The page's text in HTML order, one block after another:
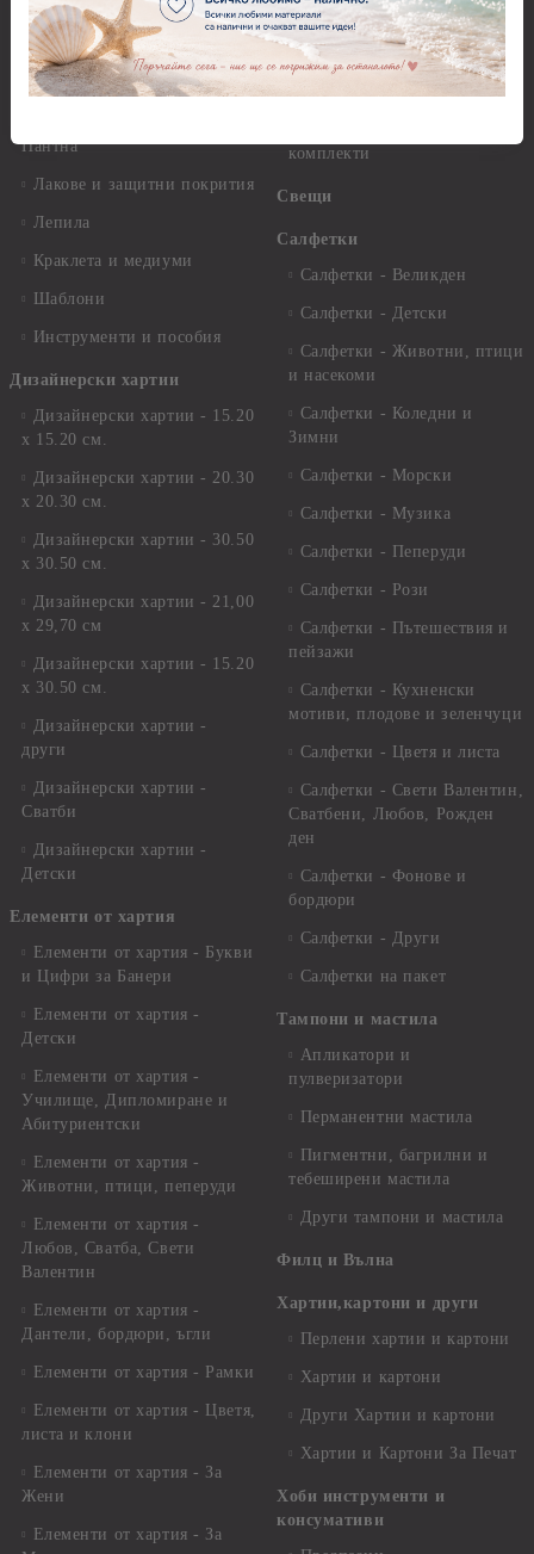
Вакс пасти
Грунд, Основи, Релефни
пасти
Пантна
Лакове и защитни покрития
Лепила
Краклета и медиуми
Шаблони
Инструменти и пособия
Дизайнерски хартии
Дизайнерски хартии - 15.20
х 15.20 см.
Дизайнерски хартии - 20.30
х 20.30 см.
Дизайнерски хартии - 30.50
х 30.50 см.
Дизайнерски хартии - 21,00
х 29,70 см
Дизайнерски хартии - 15.20
x 30.50 см.
Дизайнерски хартии -
други
Дизайнерски хартии -
Сватби
Дизайнерски хартии -
Детски
Елементи от хартия
Елементи от хартия - Букви
и Цифри за Банери
Елементи от хартия -
Детски
Елементи от хартия -
Училище, Дипломиране и
Абитуриентски
Елементи от хартия -
Животни, птици, пеперуди
Елементи от хартия -
Любов, Сватба, Свети
Валентин
Елементи от хартия -
Дантели, бордюри, ъгли
Елементи от хартия - Рамки
Елементи от хартия - Цветя,
листа и клони
Елементи от хартия - За
Жени
Елементи от хартия - За
Платна за рисуване
Стативи и поставки
комплекти
Свещи
Салфетки
Салфетки - Великден
Салфетки - Детски
Салфетки - Животни, птици
и насекоми
Салфетки - Коледни и
Зимни
Салфетки - Морски
Салфетки - Музика
Салфетки - Пеперуди
Салфетки - Рози
Салфетки - Пътешествия и
пейзажи
Салфетки - Кухненски
мотиви, плодове и зеленчуци
Салфетки - Цветя и листа
Салфетки - Свети Валентин,
Сватбени, Любов, Рожден
ден
Салфетки - Фонове и
бордюри
Салфетки - Други
Салфетки на пакет
Тампони и мастила
Апликатори и
пулверизатори
Перманентни мастила
Пигментни, багрилни и
тебеширени мастила
Други тампони и мастила
Филц и Вълна
Хартии,картони и други
Перлени хартии и картони
Хартии и картони
Други Хартии и картони
Хартии и Картони За Печат
Хоби инструменти и
консумативи